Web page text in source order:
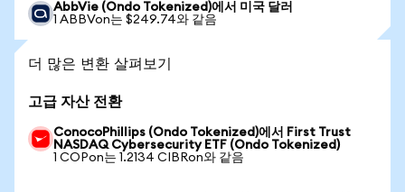
AbbVie (Ondo Tokenized)에서 미국 달러
1 ABBVon는 $249.74와 같음
더 많은 변환 살펴보기
고급 자산 전환
ConocoPhillips (Ondo Tokenized)에서 First Trust
NASDAQ Cybersecurity ETF (Ondo Tokenized)
1 COPon는 1.2134 CIBRon와 같음